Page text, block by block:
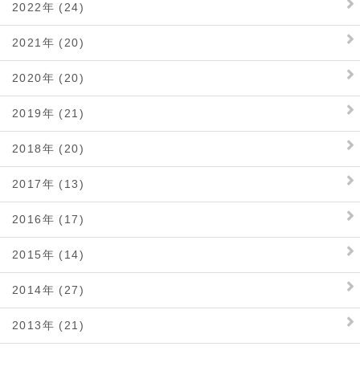
2022年 (24)
2021年 (20)
2020年 (20)
2019年 (21)
2018年 (20)
2017年 (13)
2016年 (17)
2015年 (14)
2014年 (27)
2013年 (21)